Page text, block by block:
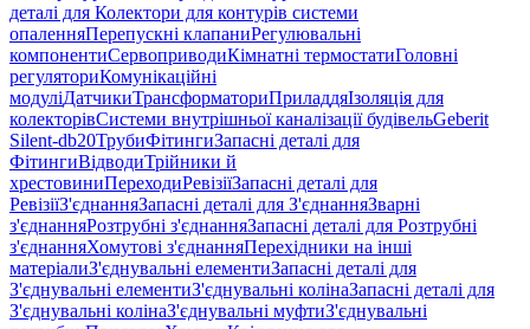
деталі для Колектори для контурів системи
опаленняПерепускні клапаниРегулювальні
компонентиСервоприводиКімнатні термостатиГоловні
регуляториКомунікаційні
модуліДатчикиТрансформаториПриладдяІзоляція для
колекторівСистеми внутрішньої каналізації будівельGeberit
Silent-db20ТрубиФітингиЗапасні деталі для
ФітингиВідводиТрійники й
хрестовиниПереходиРевізіїЗапасні деталі для
РевізіїЗ'єднанняЗапасні деталі для З'єднанняЗварні
з'єднанняРозтрубні з'єднанняЗапасні деталі для Розтрубні
з'єднанняХомутові з'єднанняПерехідники на інші
матеріалиЗ'єднувальні елементиЗапасні деталі для
З'єднувальні елементиЗ'єднувальні колінаЗапасні деталі для
З'єднувальні колінаЗ'єднувальні муфтиЗ'єднувальні